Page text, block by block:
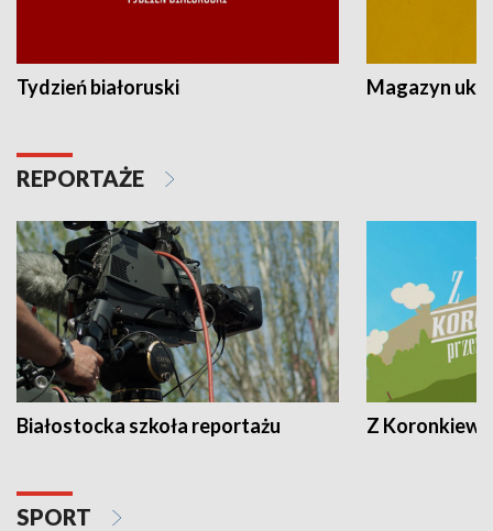
Tydzień białoruski Magazyn
REPORTAŻE
Białostocka szkoła reportażu Z
SPORT